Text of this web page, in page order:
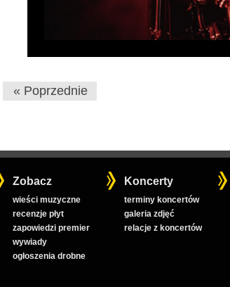
« Poprzednie
Zobacz
wieści muzyczne
recenzje płyt
zapowiedzi premier
wywiady
ogłoszenia drobne
Koncerty
terminy koncertów
galeria zdjęć
relacje z koncertów